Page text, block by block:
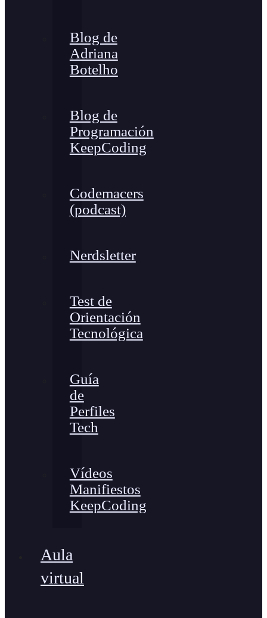
Blog de
Adriana
Botelho
Blog de
Programación
KeepCoding
Codemacers
(podcast)
Nerdsletter
Test de
Orientación
Tecnológica
Guía
de
Perfiles
Tech
Vídeos
Manifiestos
KeepCoding
Aula
virtual